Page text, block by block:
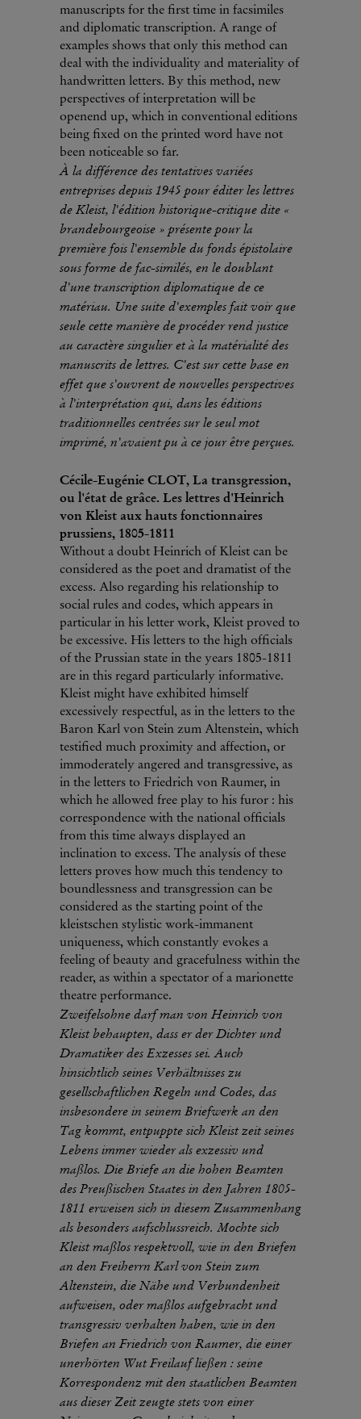
manuscripts for the first time in facsimiles
and diplomatic transcription. A range of
examples shows that only this method can
deal with the individuality and materiality of
handwritten letters. By this method, new
perspectives of interpretation will be
openend up, which in conventional editions
being fixed on the printed word have not
been noticeable so far.
À la différence des tentatives variées
entreprises depuis 1945 pour éditer les lettres
de Kleist, l'édition historique-critique dite «
brandebourgeoise » présente pour la
première fois l'ensemble du fonds épistolaire
sous forme de fac-similés, en le doublant
d'une transcription diplomatique de ce
matériau. Une suite d'exemples fait voir que
seule cette manière de procéder rend justice
au caractère singulier et à la matérialité des
manuscrits de lettres. C'est sur cette base en
effet que s'ouvrent de nouvelles perspectives
à l'interprétation qui, dans les éditions
traditionnelles centrées sur le seul mot
imprimé, n'avaient pu à ce jour être perçues.
Cécile-Eugénie CLOT, La transgression,
ou l'état de grâce. Les lettres d'Heinrich
von Kleist aux hauts fonctionnaires
prussiens, 1805-1811
Without a doubt Heinrich of Kleist can be
considered as the poet and dramatist of the
excess. Also regarding his relationship to
social rules and codes, which appears in
particular in his letter work, Kleist proved to
be excessive. His letters to the high officials
of the Prussian state in the years 1805-1811
are in this regard particularly informative.
Kleist might have exhibited himself
excessively respectful, as in the letters to the
Baron Karl von Stein zum Altenstein, which
testified much proximity and affection, or
immoderately angered and transgressive, as
in the letters to Friedrich von Raumer, in
which he allowed free play to his furor : his
correspondence with the national officials
from this time always displayed an
inclination to excess. The analysis of these
letters proves how much this tendency to
boundlessness and transgression can be
considered as the starting point of the
kleistschen stylistic work-immanent
uniqueness, which constantly evokes a
feeling of beauty and gracefulness within the
reader, as within a spectator of a marionette
theatre performance.
Zweifelsohne darf man von Heinrich von
Kleist behaupten, dass er der Dichter und
Dramatiker des Exzesses sei. Auch
hinsichtlich seines Verhältnisses zu
gesellschaftlichen Regeln und Codes, das
insbesondere in seinem Briefwerk an den
Tag kommt, entpuppte sich Kleist zeit seines
Lebens immer wieder als exzessiv und
maßlos. Die Briefe an die hohen Beamten
des Preußischen Staates in den Jahren 1805-
1811 erweisen sich in diesem Zusammenhang
als besonders aufschlussreich. Mochte sich
Kleist maßlos respektvoll, wie in den Briefen
an den Freiherrn Karl von Stein zum
Altenstein, die Nähe und Verbundenheit
aufweisen, oder maßlos aufgebracht und
transgressiv verhalten haben, wie in den
Briefen an Friedrich von Raumer, die einer
unerhörten Wut Freilauf ließen : seine
Korrespondenz mit den staatlichen Beamten
aus dieser Zeit zeugte stets von einer